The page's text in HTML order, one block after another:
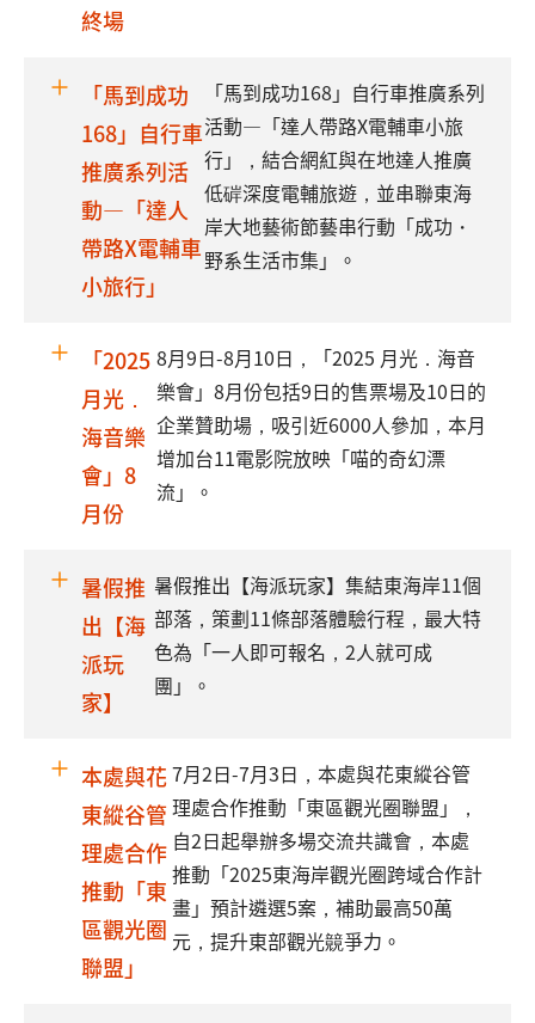
終場
「馬到成功
168」自行車
推廣系列活
動—「達人
帶路X電輔車
小旅行」
「馬到成功168」自行車推廣系列
活動—「達人帶路X電輔車小旅
行」，結合網紅與在地達人推廣
低硸深度電輔旅遊，並串聯東海
岸大地藝術節藝串行動「成功・
野系生活市集」。
「2025
月光．
海音樂
會」8
月份
8月9日-8月10日，「2025 月光．海音
樂會」8月份包括9日的售票場及10日的
企業贊助場，吸引近6000人參加，本月
增加台11電影院放映「喵的奇幻漂
流」。
暑假推
出【海
派玩
家】
暑假推出【海派玩家】集結東海岸11個
部落，策劃11條部落體驗行程，最大特
色為「一人即可報名，2人就可成
團」。
本處與花
東縱谷管
理處合作
推動「東
區觀光圈
聯盟」
7月2日-7月3日，本處與花東縱谷管
理處合作推動「東區觀光圈聯盟」，
自2日起舉辦多場交流共識會，本處
推動「2025東海岸觀光圈跨域合作計
畫」預計遴選5案，補助最高50萬
元，提升東部觀光竸爭力。